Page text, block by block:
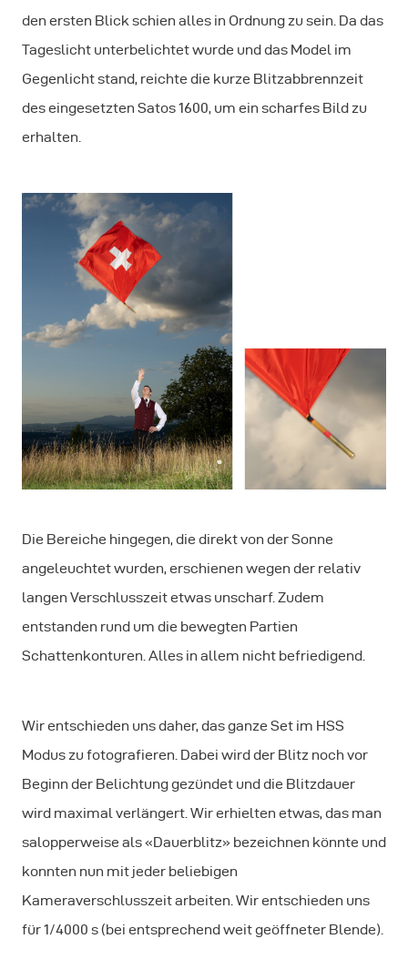
den ersten Blick schien alles in Ordnung zu sein. Da das
Tageslicht unterbelichtet wurde und das Model im
Gegenlicht stand, reichte die kurze Blitzabbrennzeit
des eingesetzten Satos 1600, um ein scharfes Bild zu
erhalten.
Die Bereiche hingegen, die direkt von der Sonne
angeleuchtet wurden, erschienen wegen der relativ
langen Verschlusszeit etwas unscharf. Zudem
entstanden rund um die bewegten Partien
Schattenkonturen. Alles in allem nicht befriedigend.
Wir entschieden uns daher, das ganze Set im HSS
Modus zu fotografieren. Dabei wird der Blitz noch vor
Beginn der Belichtung gezündet und die Blitzdauer
wird maximal verlängert. Wir erhielten etwas, das man
salopperweise als «Dauerblitz» bezeichnen könnte und
konnten nun mit jeder beliebigen
Kameraverschlusszeit arbeiten. Wir entschieden uns
für 1/4000 s (bei entsprechend weit geöffneter Blende).